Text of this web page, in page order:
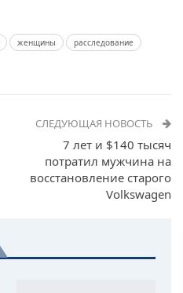
женщины
расследование
СЛЕДУЮЩАЯ НОВОСТЬ
7 лет и $140 тысяч
потратил мужчина на
восстановление старого
Volkswagen